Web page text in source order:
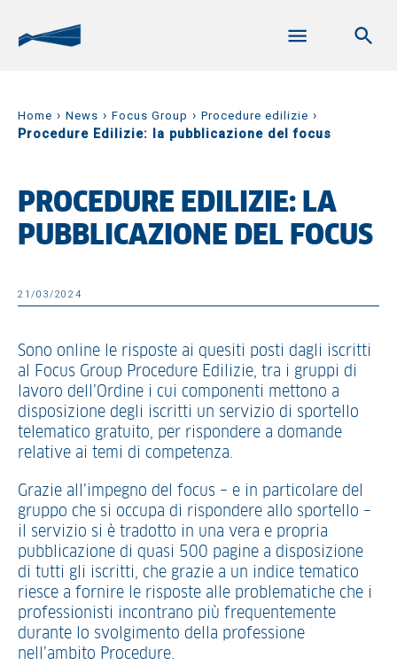
Home › News › Focus Group › Procedure edilizie ›
Procedure Edilizie: la pubblicazione del focus
PROCEDURE EDILIZIE: LA
PUBBLICAZIONE DEL FOCUS
21/03/2024
Sono online le risposte ai quesiti posti dagli iscritti
al Focus Group Procedure Edilizie, tra i gruppi di
lavoro dell’Ordine i cui componenti mettono a
disposizione degli iscritti un servizio di sportello
telematico gratuito, per rispondere a domande
relative ai temi di competenza.
Grazie all’impegno del focus – e in particolare del
gruppo che si occupa di rispondere allo sportello –
il servizio si è tradotto in una vera e propria
pubblicazione di quasi 500 pagine a disposizione
di tutti gli iscritti, che grazie a un indice tematico
riesce a fornire le risposte alle problematiche che i
professionisti incontrano più frequentemente
durante lo svolgimento della professione
nell’ambito Procedure.